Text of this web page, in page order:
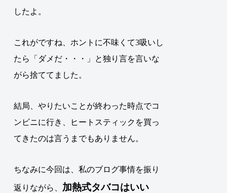
したよ。
これがですね、ホントに不味くて3吸いし
たら「ダメだ・・・」と独り言を言いな
がら捨ててました。
結局、やりたいことが終わった時点でコ
ンビニに行き、ヒートスティックを買っ
てきたのは言うまでもありません。
ちなみに今回は、私のブログ事情を振り
返りながら、 加熱式タバコはいい